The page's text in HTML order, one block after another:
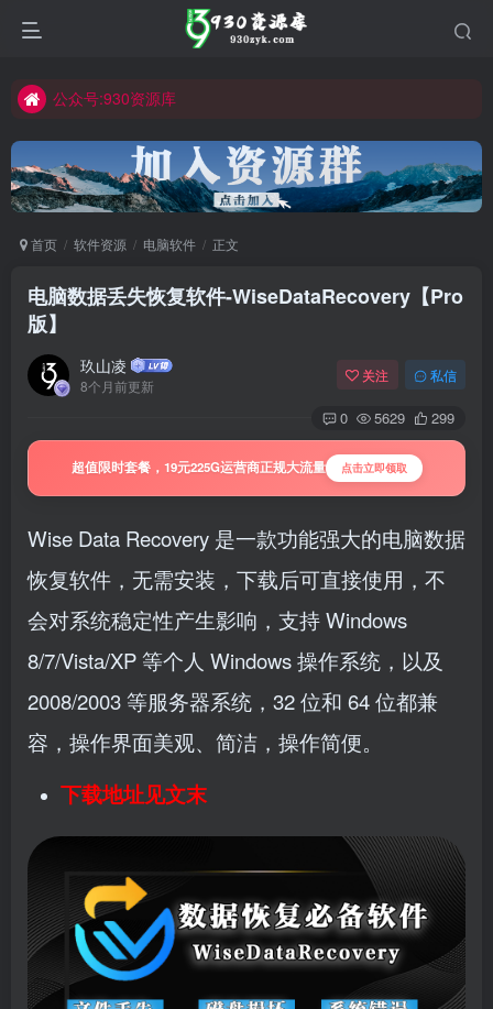
公众号:930资源库
首页 软件资源 电脑软件 正文
电脑数据丢失恢复软件-WiseDataRecovery【Pro
版】
玖山凌
8个月前更新
关注 私信
0 5629 299
超值限时套餐，19元225G运营商正规大流量 点击立即领取
Wise Data Recovery 是一款功能强大的电脑数据
恢复软件， 无需安装，下载后可直接使用，不
会对系统稳定性产生影响， 支持 Windows
8/7/Vista/XP 等个人 Windows 操作系统，以及
2008/2003 等服务器系统，32 位和 64 位都兼
容， 操作界面美观、简洁，操作简便。
下载地址见文末